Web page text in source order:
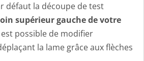
défaut la découpe de test
supérieur gauche de votre
possible de modifier
la lame grâce aux flèches